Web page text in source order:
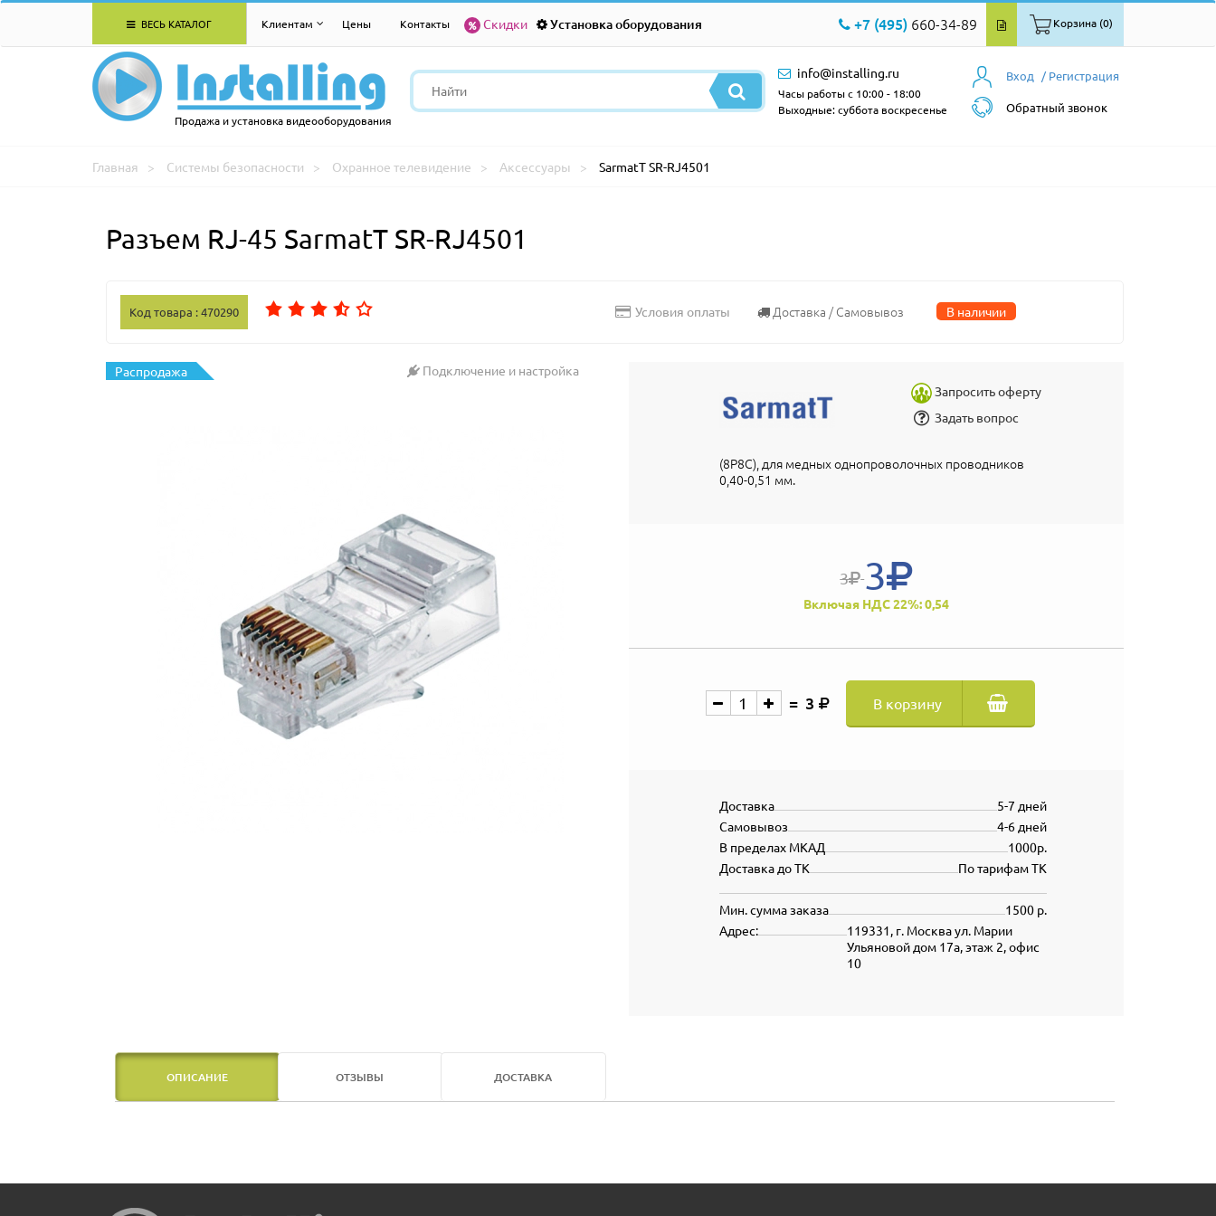
ВЕСЬ КАТАЛОГ Клиентам Цены Контакты Скидки Установка оборудования +7 (495) 660-34-89 Корзина (0)
Продажа и установка видеооборудования
Вход / Регистрация
Обратный звонок
info@installing.ru
Часы работы с 10:00 - 18:00
Выходные: суббота воскресенье
Главная Системы безопасности Охранное телевидение Аксессуары SarmatT SR-RJ4501
Разъем RJ-45 SarmatT SR-RJ4501
Код товара : 470290 Условия оплаты Доставка / Самовывоз В наличии
Распродажа
Подключение и настройка
Запросить оферту
Задать вопрос
(8P8C), для медных однопроволочных проводников
0,40-0,51 мм.
3 3
Включая НДС 22%: 0,54
3 В корзину
5-7 дней
Доставка
4-6 дней
Самовывоз
1000р.
В пределах МКАД
По тарифам ТК
Доставка до ТК
1500 р.
Мин. сумма заказа
119331, г. Москва ул. Марии
Ульяновой дом 17а, этаж 2, офис
10
Адрес:
ОПИСАНИЕ ОТЗЫВЫ ДОСТАВКА